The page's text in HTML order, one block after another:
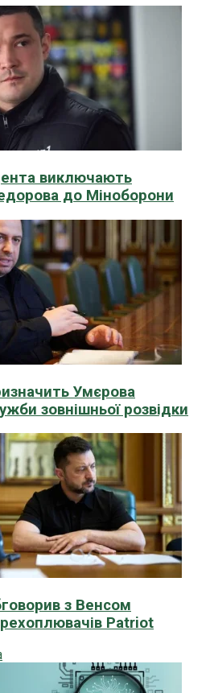
виключають
до Міноборони
Умєрова
зовнішньої розвідки
з Венсом
Patriot